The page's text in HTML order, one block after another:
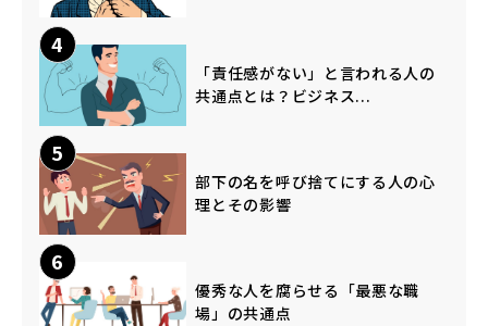
4
「責任感がない」と言われる人の
共通点とは？ビジネス...
5
部下の名を呼び捨てにする人の心
理とその影響
6
優秀な人を腐らせる「最悪な職
場」の共通点